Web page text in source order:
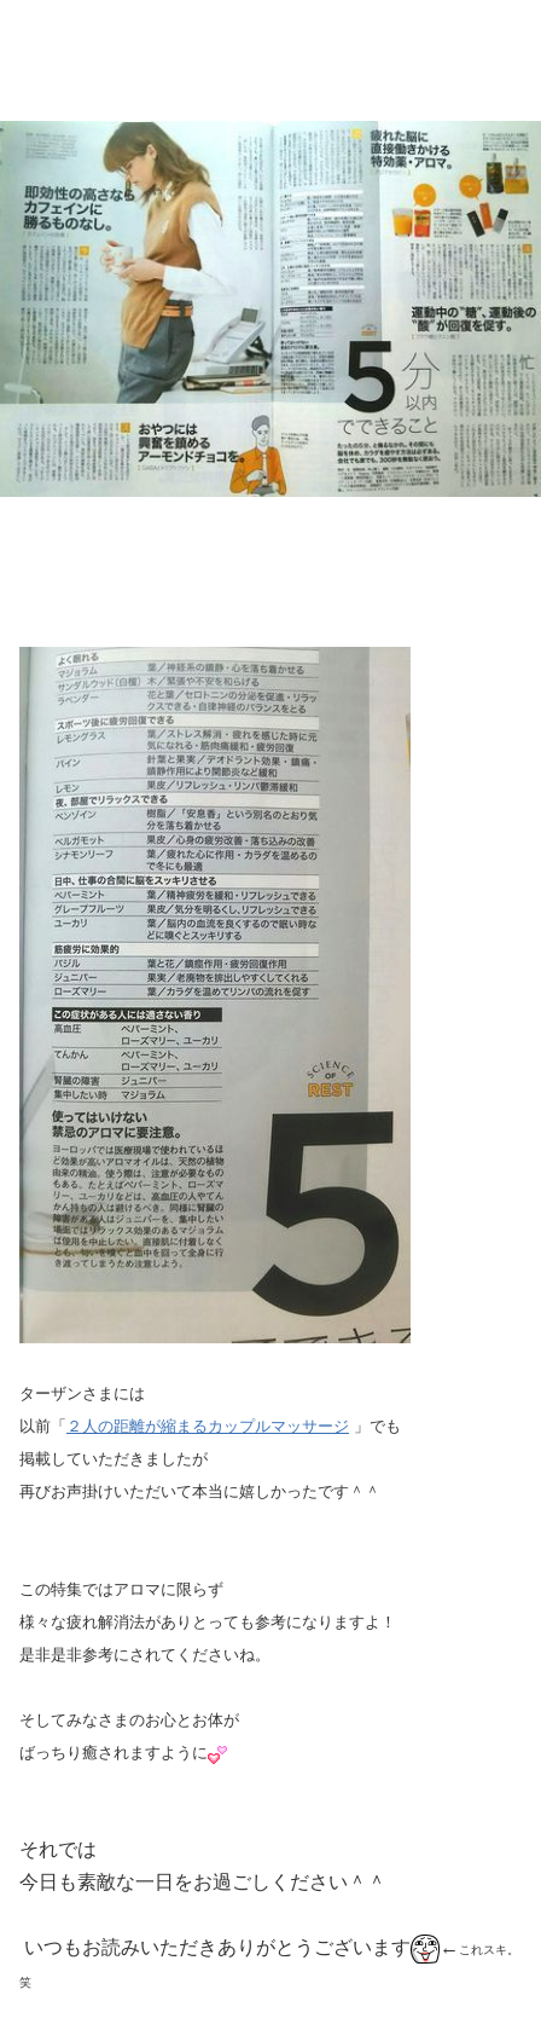
ターザンさまには
以前「 ２人の距離が縮まるカップルマッサージ 」でも
掲載していただきましたが
再びお声掛けいただいて本当に嬉しかったです＾＾
この特集ではアロマに限らず
様々な疲れ解消法がありとっても参考になりますよ！
是非是非参考にされてくださいね。
そしてみなさまのお心とお体が
ばっちり癒されますように
それでは
今日も素敵な一日をお過ごしください＾＾
いつもお読みいただきありがとうございます ← これスキ。
笑